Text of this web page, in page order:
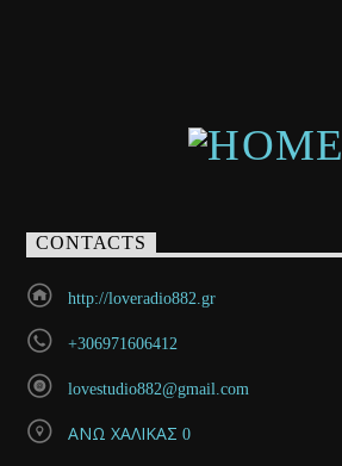
CONTACTS
http://loveradio882.gr
+306971606412
lovestudio882@gmail.com
ΑΝΩ ΧΑΛΙΚΑΣ 0